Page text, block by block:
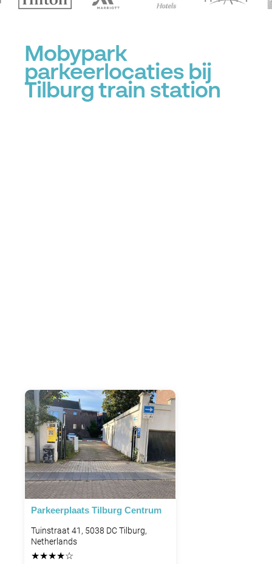
Mobypark
parkeerlocaties bij
Tilburg train station
Parkeerplaats Tilburg Centrum
Tuinstraat 41, 5038 DC Tilburg,
Netherlands
★★★★☆